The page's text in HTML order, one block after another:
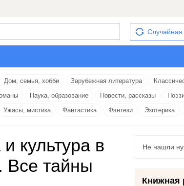
Случайная
Дом, семья, хобби Зарубежная литература
Наука, образование Повести, рассказы
Ужасы, мистика Фантастика Фэнтези Эзотерика
культура в
Все тайны
Не нашли
Книжная